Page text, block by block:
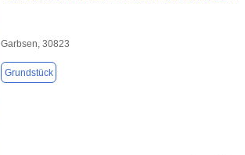
Garbsen, 30823
Grundstück